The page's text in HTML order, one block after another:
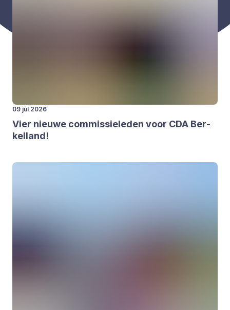
09 jul 2026
Vier nieu­we com­mis­sie­le­den voor CDA Ber­
kel­land!